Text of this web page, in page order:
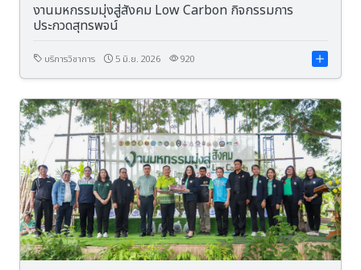
งานมหกรรมมุ่งสู่สังคม Low Carbon กิจกรรมการ
ประกวดสุทรพจน์
บริการวิชาการ 5 มิ.ย. 2026 920